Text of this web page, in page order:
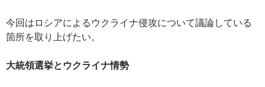
今回はロシアによるウクライナ侵攻について議論している
箇所を取り上げたい。
大統領選挙とウクライナ情勢